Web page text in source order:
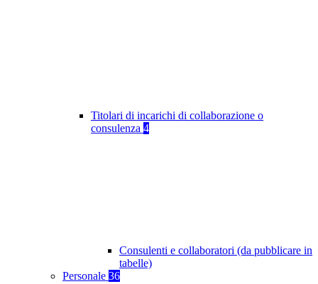
Titolari di incarichi di collaborazione o
consulenza 4
Consulenti e collaboratori (da pubblicare in
tabelle)
Personale 36